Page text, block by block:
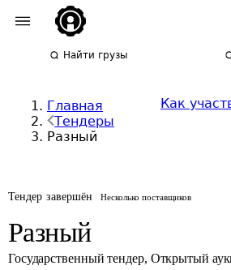
Найти грузы
Главная
Тендеры
Разный
Как
Тендер завершён Несколько поставщиков
Разный
Государственный тендер, Открытый